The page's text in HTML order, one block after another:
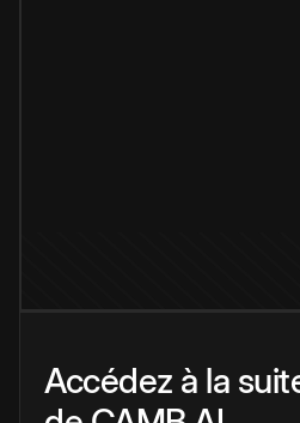
Accédez à la